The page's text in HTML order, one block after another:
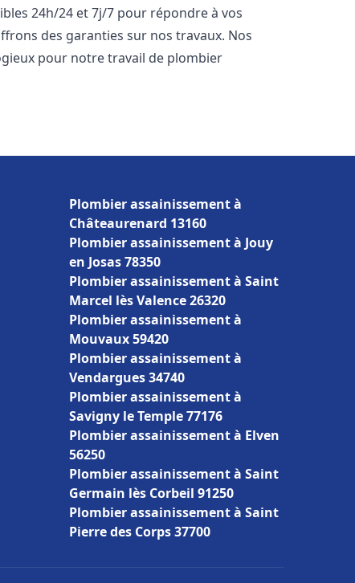
24h/24 et 7j/7 pour répondre à vos
des garanties sur nos travaux. Nos
pour notre travail de plombier
Plombier assainissement à
Châteaurenard 13160
Plombier assainissement à Jouy
en Josas 78350
Plombier assainissement à Saint
Marcel lès Valence 26320
Plombier assainissement à
Mouvaux 59420
Plombier assainissement à
Vendargues 34740
Plombier assainissement à
Savigny le Temple 77176
Plombier assainissement à Elven
56250
Plombier assainissement à Saint
Germain lès Corbeil 91250
Plombier assainissement à Saint
Pierre des Corps 37700